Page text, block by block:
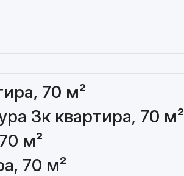
70 м²
3к квартира, 70 м²
м²
70 м²